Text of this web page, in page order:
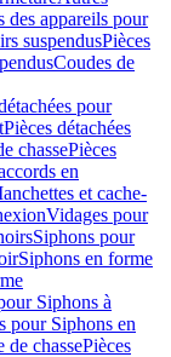
des appareils pour
suspendusPièces
Coudes de
pour
Pièces détachées
chassePièces
en
et cache-
Vidages pour
Siphons pour
Siphons en forme
Siphons à
pour Siphons en
de chassePièces